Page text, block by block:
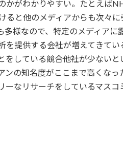
がわかりやすい。たとえば
と他のメディアからも次々
様なので、特定のメディア
提供する会社が増えてきて
をしている競合他社が少ない
の知名度がここまで高くな
なリサーチをしているマスコ